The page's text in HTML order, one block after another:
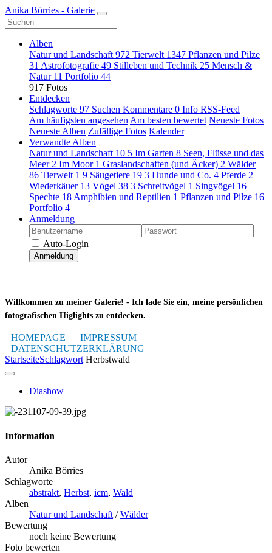
Anika Börries - Galerie
Alben
Natur und Landschaft 972 Tierwelt 1347 Pflanzen und Pilze
31 Astrofotografie 49 Stilleben und Technik 25 Mensch &
Natur 11 Portfolio 44
917 Fotos
Entdecken
Schlagworte 97 Suchen Kommentare 0 Info RSS-Feed
Am häufigsten angesehen Am besten bewertet Neueste Fotos
Neueste Alben Zufällige Fotos Kalender
Verwandte Alben
Natur und Landschaft 10 5 Im Garten 8 Seen, Flüsse und das
Meer 2 Im Moor 1 Graslandschaften (und Äcker) 2 Wälder
86 Tierwelt 1 9 Säugetiere 19 3 Hunde und Co. 4 Pferde 2
Wiederkäuer 13 Vögel 38 3 Schreitvögel 1 Singvögel 16
Spechte 18 Amphibien und Reptilien 1 Pflanzen und Pilze 16
Portfolio 4
Anmeldung
Auto-Login
Anmeldung
Willkommen zu meiner Galerie! - Ich lade Sie ein, meine persönlichen
fotografischen Higlights zu entdecken.
HOMEPAGE
IMPRESSUM
DATENSCHUTZERKLÄRUNG
StartseiteSchlagwort Herbstwald
Diashow
Information
Autor
Anika Börries
Schlagworte
abstrakt, Herbst, icm, Wald
Alben
Natur und Landschaft /Wälder
Bewertung
noch keine Bewertung
Foto bewerten